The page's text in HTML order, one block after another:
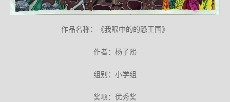
作品名称：《我眼中的的恐王国》
作者：杨子熙
组别：小学组
奖项：优秀奖